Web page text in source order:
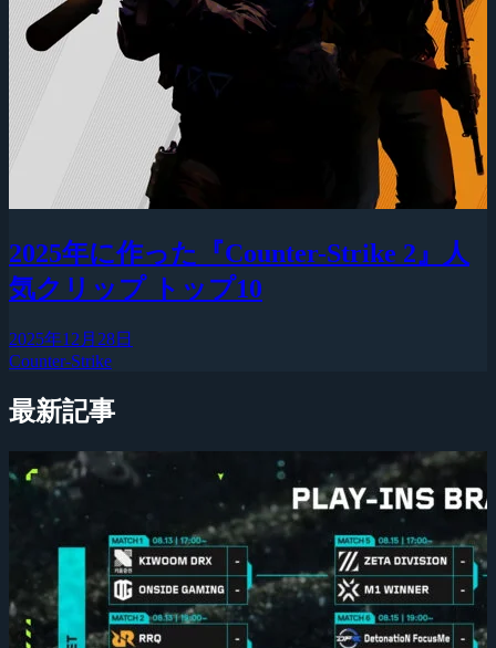
2025年に作った『Counter-Strike 2』人
気クリップ トップ10
2025年12月28日
Counter-Strike
最新記事